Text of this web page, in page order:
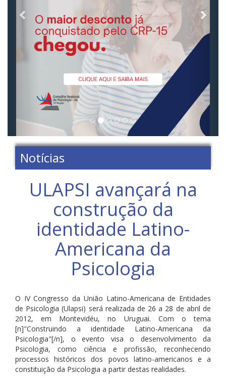
Notícias
ULAPSI avançará na
construção da
identidade Latino-
Americana da
Psicologia
O IV Congresso da União Latino-Americana de Entidades
de Psicologia (Ulapsi) será realizada de 26 a 28 de abril de
2012, em Montevidéu, no Uruguai. Com o tema
[n]"Construindo a identidade Latino-Americana da
Psicologia"[/n], o evento visa o desenvolvimento da
Psicologia, como ciência e profissão, reconhecendo
processos históricos dos povos latino-americanos e a
constituição da Psicologia a partir destas realidades.